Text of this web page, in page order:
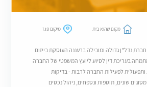
מקום שהוא בית מיקום פגז
נדל"ן גדולה ומובילה ברעננה העוסקת בייזום
בעריכת דין לסיוע ליועץ המשפטי של החברה
לפעילות החברה לרבות - בדיקות
שונים, תוספות ונספחים, ניהול נכסים